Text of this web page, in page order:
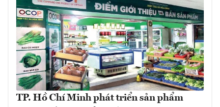
TP. Hồ Chí Minh phát triển sản phẩm